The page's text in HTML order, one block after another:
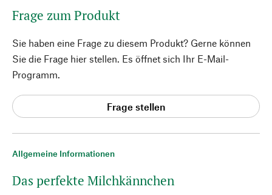
Allgemeine Informationen
Das perfekte Milchkännchen
Frage zum Produkt
Sie haben eine Frage zu diesem Produkt? Gerne können
Sie die Frage hier stellen. Es öffnet sich Ihr E-Mail-
Programm.
Frage stellen